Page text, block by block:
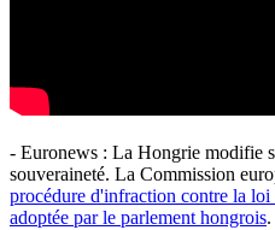
- Euronews : La Hongrie modifie
souveraineté. La Commission
procédure d'infraction contre la
adoptée par le parlement hongrois.